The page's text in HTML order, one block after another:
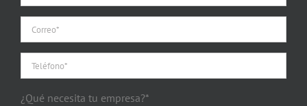
¿Qué necesita tu empresa?*